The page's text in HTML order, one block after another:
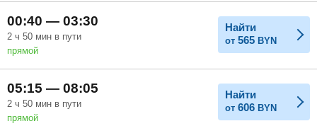
00:40 — 03:30
2 ч 50 мин в пути
прямой
Найти
от 565 BYN
05:15 — 08:05
2 ч 50 мин в пути
прямой
Найти
от 606 BYN